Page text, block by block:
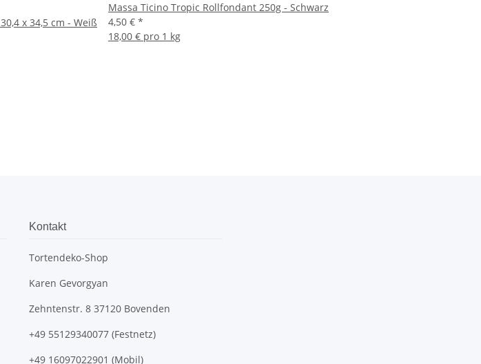
x 34,5 cm - Weiß
Massa Ticino Tropic Rollfondant 250g - Schwarz
4,50 € *
18,00 € pro 1 kg
Kontakt
Tortendeko-Shop
Karen Gevorgyan
Zehntenstr. 8 37120 Bovenden
+49 55129340077 (Festnetz)
+49 16097022901 (Mobil)